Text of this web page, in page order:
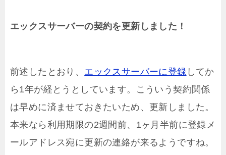
エックスサーバーの契約を更新しました！
前述したとおり、 エックスサーバーに登録 してか
ら1年が経とうとしています。こういう契約関係
は早めに済ませておきたいため、更新しました。
本来なら利用期限の2週間前、1ヶ月半前に登録メ
ールアドレス宛に更新の連絡が来るようですね。